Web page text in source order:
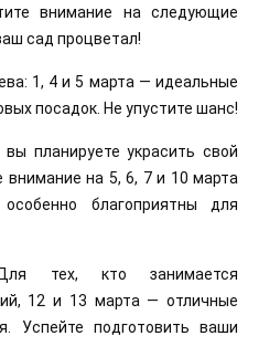
внимание на следующие
сад процветал!
1, 4 и 5 марта — идеальные
посадок. Не упустите шанс!
планируете украсить свой
внимание на 5, 6, 7 и 10 марта
благоприятны для
тех, кто занимается
12 и 13 марта — отличные
Успейте подготовить ваши